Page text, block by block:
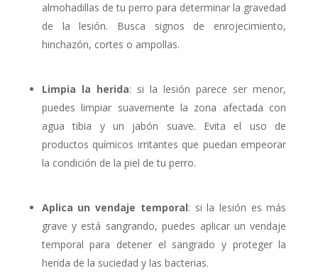
almohadillas de tu perro para determinar la gravedad
de la lesión. Busca signos de enrojecimiento,
hinchazón, cortes o ampollas.
Limpia la herida: si la lesión parece ser menor,
puedes limpiar suavemente la zona afectada con
agua tibia y un jabón suave. Evita el uso de
productos químicos irritantes que puedan empeorar
la condición de la piel de tu perro.
Aplica un vendaje temporal: si la lesión es más
grave y está sangrando, puedes aplicar un vendaje
temporal para detener el sangrado y proteger la
herida de la suciedad y las bacterias.